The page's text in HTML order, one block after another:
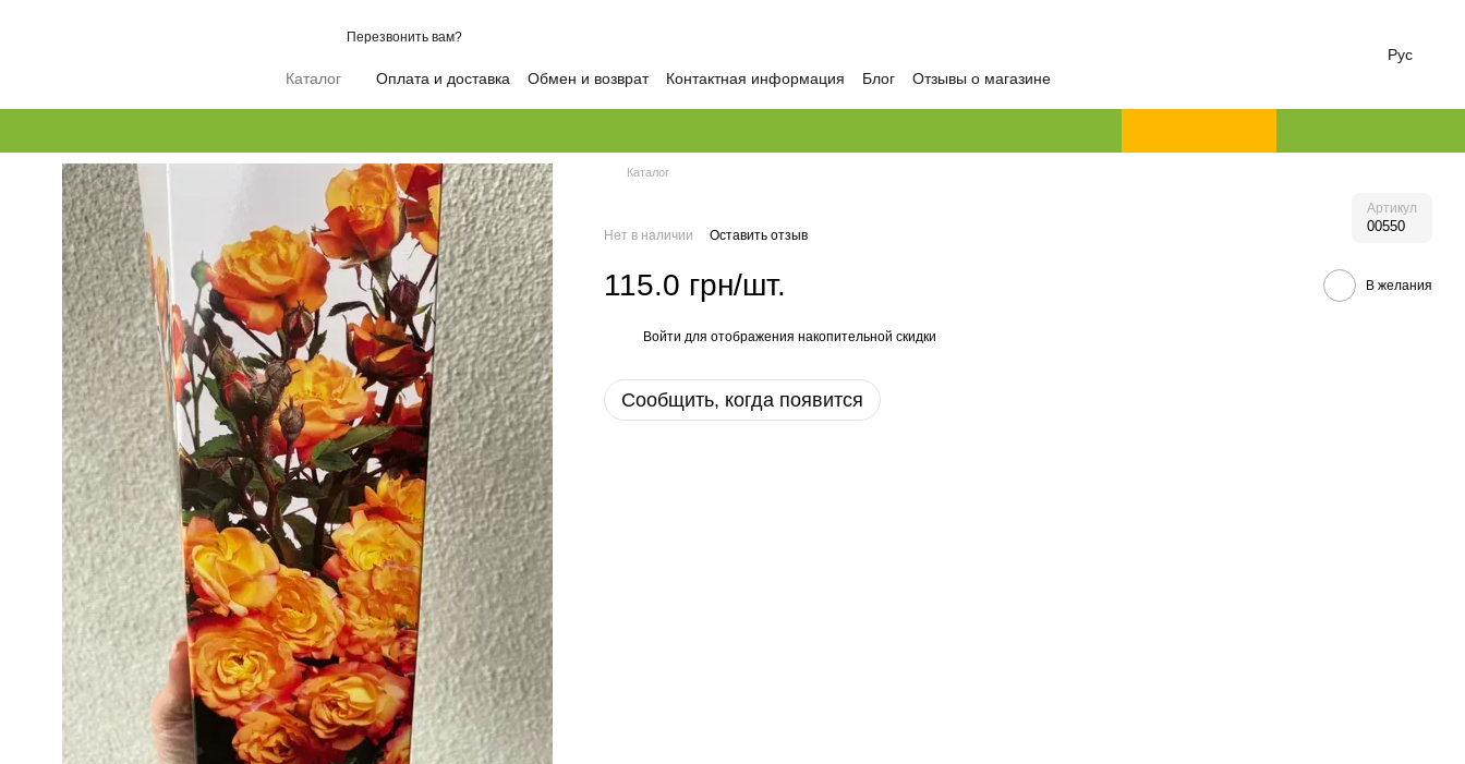
Перезвонить вам?
Каталог Оплата и доставка Обмен и возврат Контактная информация Блог Отзывы о магазине
Рус
Каталог
Артикул
00550
Нет в наличии Оставить отзыв
115.0 грн/шт. В желания
Войти для отображения накопительной скидки
Сообщить, когда появится